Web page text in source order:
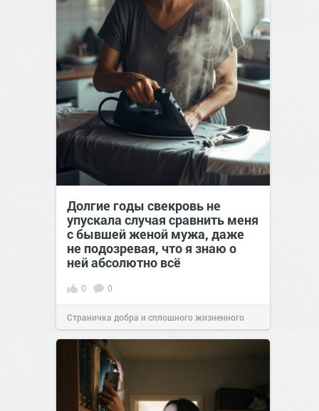
Долгие годы свекровь не
упускала случая сравнить меня
с бывшей женой мужа, даже
не подозревая, что я знаю о
ней абсолютно всё
0 0
Страничка добра и сплошного жизненного
позитива!00:29Сегодня